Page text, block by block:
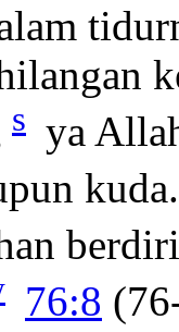
s ya
berdiri
76:8